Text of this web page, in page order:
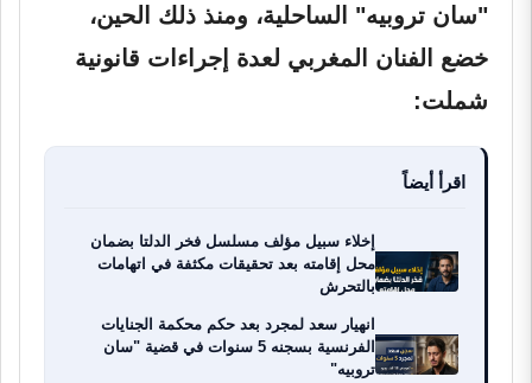
"سان تروبيه" الساحلية، ومنذ ذلك الحين،
خضع الفنان المغربي لعدة إجراءات قانونية
شملت:
اقرأ أيضاً
إخلاء سبيل مؤلف مسلسل فخر الدلتا بضمان
محل إقامته بعد تحقيقات مكثفة في اتهامات
بالتحرش
انهيار سعد لمجرد بعد حكم محكمة الجنايات
الفرنسية بسجنه 5 سنوات في قضية "سان
تروبيه"